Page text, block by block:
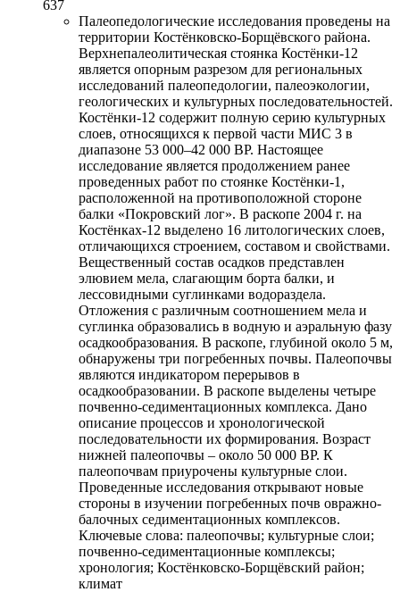
637
Палеопедологические исследования проведены на
территории Костёнковско-Борщёвского района.
Верхнепалеолитическая стоянка Костёнки-12
является опорным разрезом для региональных
исследований палеопедологии, палеоэкологии,
геологических и культурных последовательностей.
Костёнки-12 содержит полную серию культурных
слоев, относящихся к первой части МИС 3 в
диапазоне 53 000–42 000 BP. Настоящее
исследование является продолжением ранее
проведенных работ по стоянке Костёнки-1,
расположенной на противоположной стороне
балки «Покровский лог». В раскопе 2004 г. на
Костёнках-12 выделено 16 литологических слоев,
отличающихся строением, составом и свойствами.
Вещественный состав осадков представлен
элювием мела, слагающим борта балки, и
лессовидными суглинками водораздела.
Отложения с различным соотношением мела и
суглинка образовались в водную и аэральную фазу
осадкообразования. В раскопе, глубиной около 5 м,
обнаружены три погребенных почвы. Палеопочвы
являются индикатором перерывов в
осадкообразовании. В раскопе выделены четыре
почвенно-седиментационных комплекса. Дано
описание процессов и хронологической
последовательности их формирования. Возраст
нижней палеопочвы – около 50 000 BP. К
палеопочвам приурочены культурные слои.
Проведенные исследования открывают новые
стороны в изучении погребенных почв овражно-
балочных седиментационных комплексов.
Ключевые слова: палеопочвы; культурные слои;
почвенно-седиментационные комплексы;
хронология; Костёнковско-Борщёвский район;
климат